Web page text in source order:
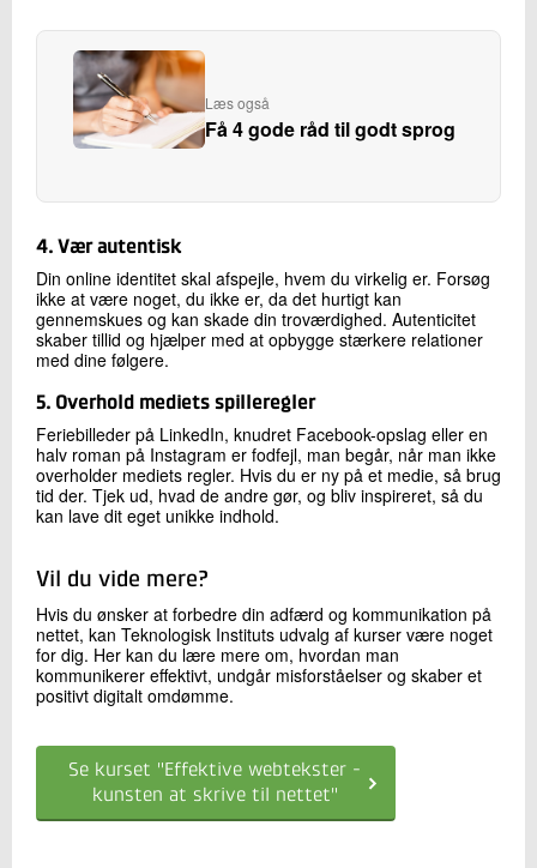
Læs også
Få 4 gode råd til godt sprog
4. Vær autentisk
Din online identitet skal afspejle, hvem du virkelig er. Forsøg
ikke at være noget, du ikke er, da det hurtigt kan
gennemskues og kan skade din troværdighed. Autenticitet
skaber tillid og hjælper med at opbygge stærkere relationer
med dine følgere.
5. Overhold mediets spilleregler
Feriebilleder på LinkedIn, knudret Facebook-opslag eller en
halv roman på Instagram er fodfejl, man begår, når man ikke
overholder mediets regler. Hvis du er ny på et medie, så brug
tid der. Tjek ud, hvad de andre gør, og bliv inspireret, så du
kan lave dit eget unikke indhold.
Vil du vide mere?
Hvis du ønsker at forbedre din adfærd og kommunikation på
nettet, kan Teknologisk Instituts udvalg af kurser være noget
for dig. Her kan du lære mere om, hvordan man
kommunikerer effektivt, undgår misforståelser og skaber et
positivt digitalt omdømme.
Se kurset "Effektive webtekster -
kunsten at skrive til nettet"